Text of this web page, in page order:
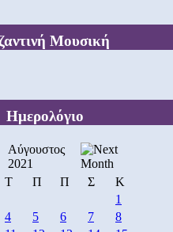
Μουσική
Ημερολόγιο
Αύγουστος
2021
Τ Π Π Σ
Κ
1
4 5 6 7
8